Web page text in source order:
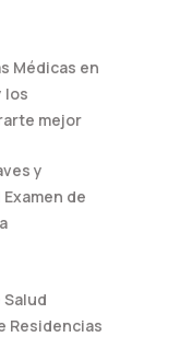
Médicas en
los
mejor
y
de
Residencias